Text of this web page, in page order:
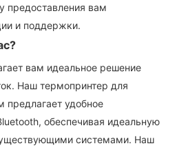
предоставления вам
и поддержки.
вам идеальное решение
Наш термопринтер для
предлагает удобное
обеспечивая идеальную
системами. Наш